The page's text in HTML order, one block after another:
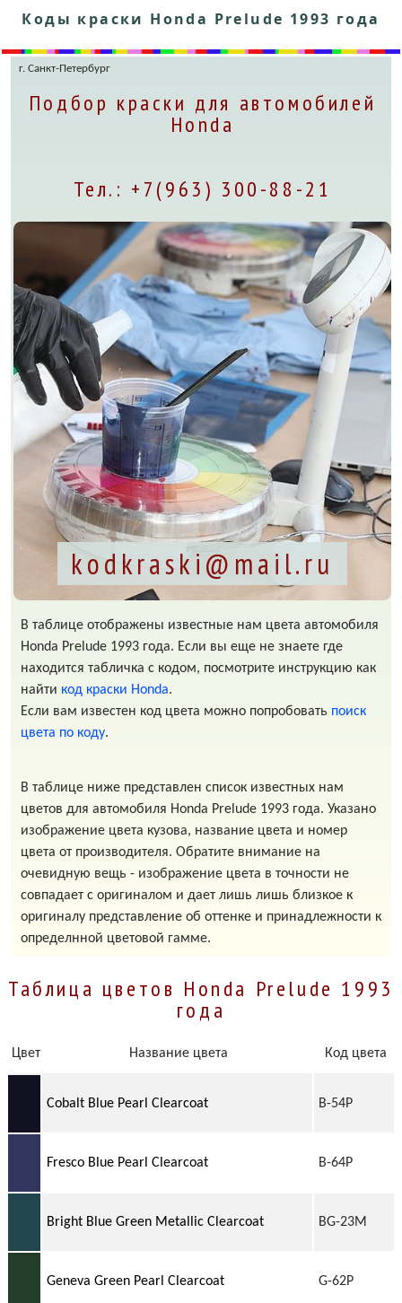
Коды краски Honda Prelude 1993 года
г. Санкт-Петербург
Подбор краски для автомобилей
Honda
Тел.: +7(963) 300-88-21
kodkraski@mail.ru
В таблице отображены известные нам цвета автомобиля
Honda Prelude 1993 года. Если вы еще не знаете где
находится табличка с кодом, посмотрите инструкцию как
найти код краски Honda.
Если вам известен код цвета можно попробовать поиск
цвета по коду.
В таблице ниже представлен список известных нам
цветов для автомобиля Honda Prelude 1993 года. Указано
изображение цвета кузова, название цвета и номер
цвета от производителя. Обратите внимание на
очевидную вещь - изображение цвета в точности не
совпадает с оригиналом и дает лишь лишь близкое к
оригиналу представление об оттенке и принадлежности к
определнной цветовой гамме.
Таблица цветов Honda Prelude 1993
года
Цвет Название цвета Код цвета
Cobalt Blue Pearl Clearcoat B-54P
Fresco Blue Pearl Clearcoat B-64P
Bright Blue Green Metallic Clearcoat BG-23M
Geneva Green Pearl Clearcoat G-62P